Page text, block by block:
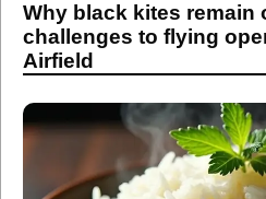
Why black kites remain
challenges to flying
Airfield